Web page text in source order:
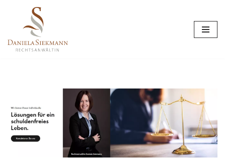
Inhalt
springen